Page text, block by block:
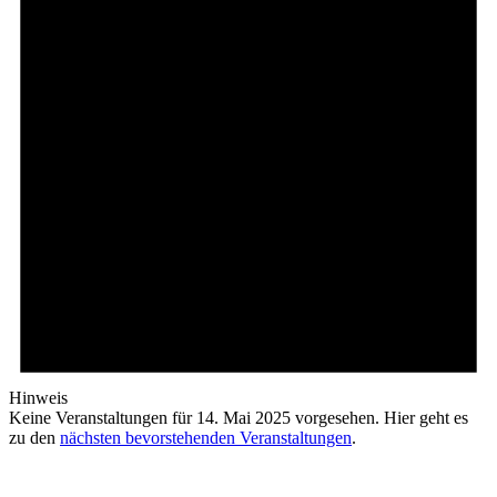
Hinweis
Keine Veranstaltungen für 14. Mai 2025 vorgesehen. Hier geht es
zu den nächsten bevorstehenden Veranstaltungen.